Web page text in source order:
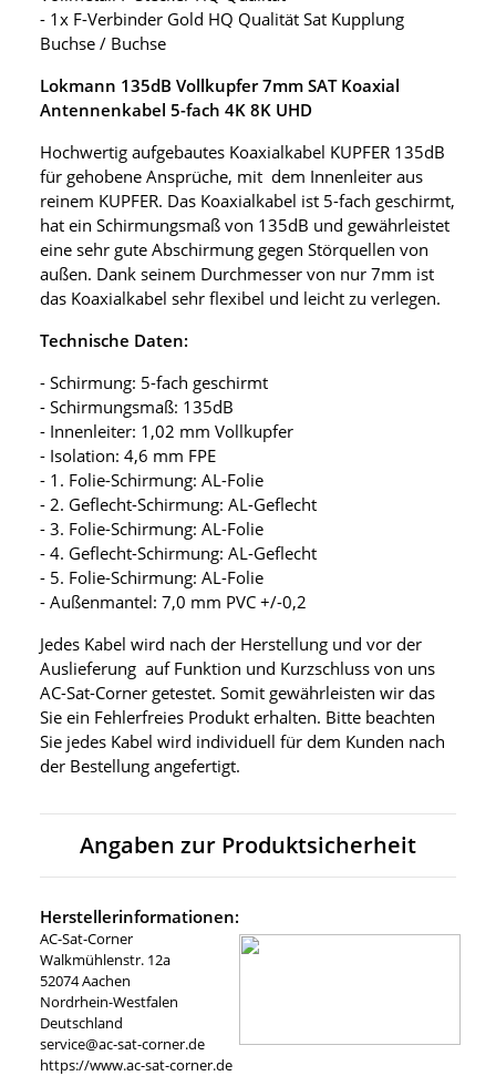
- 1x F-Verbinder Gold HQ Qualität Sat Kupplung
Buchse / Buchse
Lokmann 135dB Vollkupfer 7mm SAT Koaxial
Antennenkabel 5-fach 4K 8K UHD
Hochwertig aufgebautes Koaxialkabel KUPFER 135dB
für gehobene Ansprüche, mit dem Innenleiter aus
reinem KUPFER. Das Koaxialkabel ist 5-fach geschirmt,
hat ein Schirmungsmaß von 135dB und gewährleistet
eine sehr gute Abschirmung gegen Störquellen von
außen. Dank seinem Durchmesser von nur 7mm ist
das Koaxialkabel sehr flexibel und leicht zu verlegen.
Technische Daten:
- Schirmung: 5-fach geschirmt
- Schirmungsmaß: 135dB
- Innenleiter: 1,02 mm Vollkupfer
- Isolation: 4,6 mm FPE
- 1. Folie-Schirmung: AL-Folie
- 2. Geflecht-Schirmung: AL-Geflecht
- 3. Folie-Schirmung: AL-Folie
- 4. Geflecht-Schirmung: AL-Geflecht
- 5. Folie-Schirmung: AL-Folie
- Außenmantel: 7,0 mm PVC +/-0,2
Jedes Kabel wird nach der Herstellung und vor der
Auslieferung auf Funktion und Kurzschluss von uns
AC-Sat-Corner getestet. Somit gewährleisten wir das
Sie ein Fehlerfreies Produkt erhalten. Bitte beachten
Sie jedes Kabel wird individuell für dem Kunden nach
der Bestellung angefertigt.
Angaben zur Produktsicherheit
Herstellerinformationen:
AC-Sat-Corner
Walkmühlenstr. 12a
52074 Aachen
Nordrhein-Westfalen
Deutschland
service@ac-sat-corner.de
https://www.ac-sat-corner.de